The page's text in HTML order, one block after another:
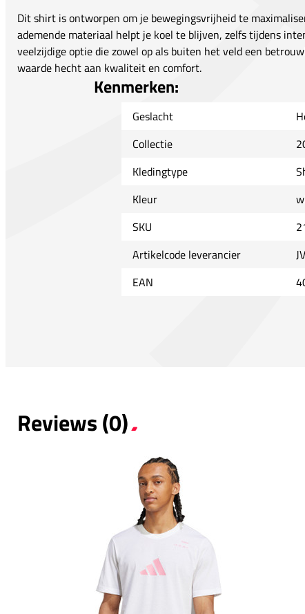
Dit shirt is ontworpen om je bewegingsvrijheid te
ademende materiaal helpt je koel te blijven, zelfs tijdens
veelzijdige optie die zowel op als buiten het veld een
waarde hecht aan kwaliteit en comfort.
Kenmerken:
Geslacht
Collectie
Kledingtype
Kleur
SKU
Artikelcode leverancier
EAN
Reviews (0)